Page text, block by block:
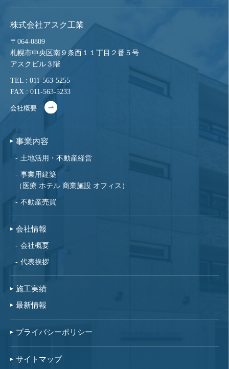
株式会社アスク工業
〒064-0809
札幌市中央区南９条西１１丁目２番５号
アスクビル３階
TEL : 011-563-5255
FAX : 011-563-5233
会社概要
事業内容
土地活用・不動産経営
事業用建築
（医療 ホテル 商業施設 オフィス）
不動産売買
会社情報
会社概要
代表挨拶
施工実績
最新情報
プライバシーポリシー
サイトマップ